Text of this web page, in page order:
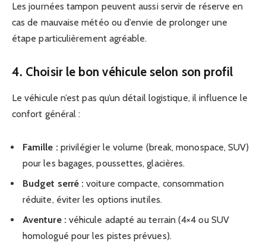
Les journées tampon peuvent aussi servir de réserve en
cas de mauvaise météo ou d’envie de prolonger une
étape particulièrement agréable.
4. Choisir le bon véhicule selon son profil
Le véhicule n’est pas qu’un détail logistique, il influence le
confort général :
Famille : privilégier le volume (break, monospace, SUV)
pour les bagages, poussettes, glacières.
Budget serré : voiture compacte, consommation
réduite, éviter les options inutiles.
Aventure : véhicule adapté au terrain (4×4 ou SUV
homologué pour les pistes prévues).